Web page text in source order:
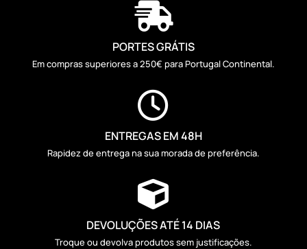

PORTES GRÁTIS
Em compras superiores a 250€ para Portugal Continental.

ENTREGAS EM 48H
Rapidez de entrega na sua morada de preferência.

DEVOLUÇÕES ATÉ 14 DIAS
Troque ou devolva produtos sem justificações.